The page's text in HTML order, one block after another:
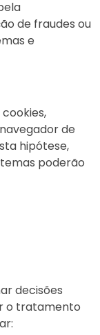
de fraudes ou
e
de
hipótese,
poderão
decisões
o tratamento